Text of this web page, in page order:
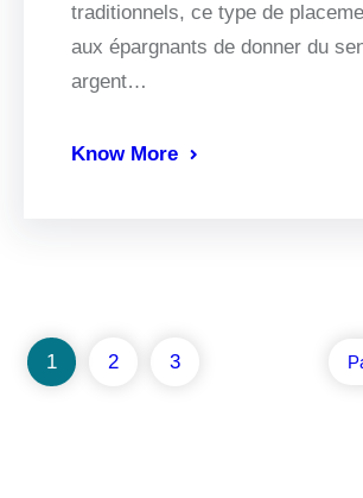
traditionnels, ce type de
aux épargnants de donner du
argent…
Know More
1 2 3